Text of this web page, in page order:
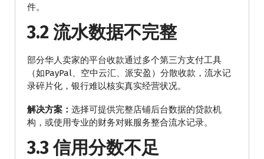
件。
3.2 流水数据不完整
部分华人卖家的平台收款通过多个第三方支付工具
（如PayPal、空中云汇、派安盈）分散收款，流水记
录碎片化，银行难以核实真实经营状况。
解决方案： 选择可提供完整店铺后台数据的贷款机
构，或使用专业的财务对账服务整合流水记录。
3.3 信用分数不足